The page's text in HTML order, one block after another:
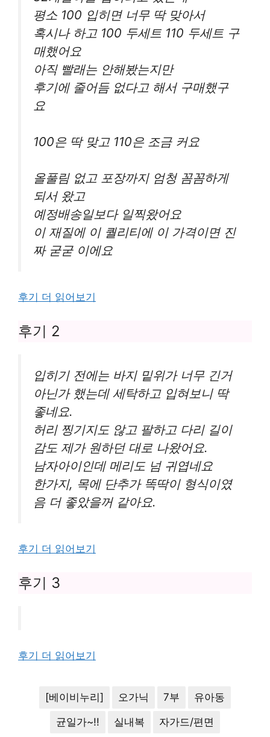
평소 100 입히면 너무 딱 맞아서
혹시나 하고 100 두세트 110 두세트 구
매했어요
아직 빨래는 안해봤는지만
후기에 줄어듬 없다고 해서 구매했구
요
100은 딱 맞고 110은 조금 커요
올풀림 없고 포장까지 엄청 꼼꼼하게
되서 왔고
예정배송일보다 일찍왔어요
이 재질에 이 퀄리티에 이 가격이면 진
짜 굳굳 이에요
후기 더 읽어보기
후기 2
입히기 전에는 바지 밑위가 너무 긴거
아닌가 했는데 세탁하고 입혀보니 딱
좋네요.
허리 찡기지도 않고 팔하고 다리 길이
감도 제가 원하던 대로 나왔어요.
남자아이인데 메리도 넘 귀엽네요
한가지, 목에 단추가 똑딱이 형식이였
음 더 좋았을꺼 같아요.
후기 더 읽어보기
후기 3
후기 더 읽어보기
[베이비누리] 오가닉 7부 유아동
균일가~!! 실내복 자가드/편면